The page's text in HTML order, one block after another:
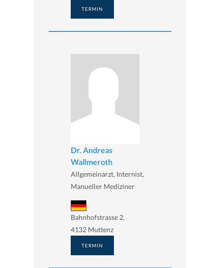
TERMIN
Dr. Andreas
Wallmeroth
Allgemeinarzt, Internist,
Manueller Mediziner
Bahnhofstrasse 2,
4132 Muttenz
TERMIN